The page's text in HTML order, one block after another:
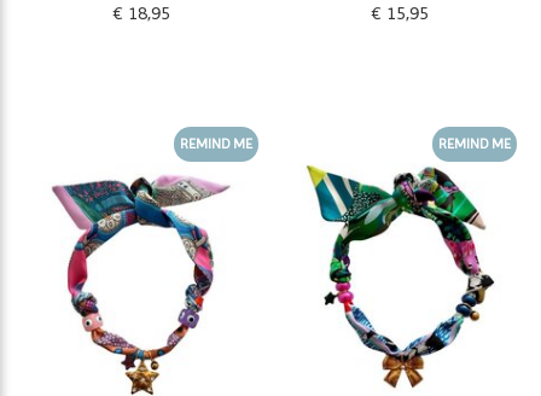
€ 18,95 € 15,95
REMIND ME REMIND ME